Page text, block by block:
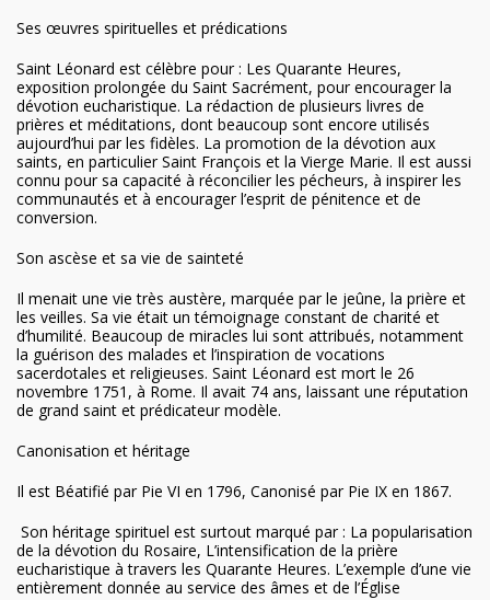
Ses œuvres spirituelles et prédications
Saint Léonard est célèbre pour : Les Quarante Heures,
exposition prolongée du Saint Sacrément, pour encourager la
dévotion eucharistique. La rédaction de plusieurs livres de
prières et méditations, dont beaucoup sont encore utilisés
aujourd’hui par les fidèles. La promotion de la dévotion aux
saints, en particulier Saint François et la Vierge Marie. Il est aussi
connu pour sa capacité à réconcilier les pécheurs, à inspirer les
communautés et à encourager l’esprit de pénitence et de
conversion.
Son ascèse et sa vie de sainteté
Il menait une vie très austère, marquée par le jeûne, la prière et
les veilles. Sa vie était un témoignage constant de charité et
d’humilité. Beaucoup de miracles lui sont attribués, notamment
la guérison des malades et l’inspiration de vocations
sacerdotales et religieuses. Saint Léonard est mort le 26
novembre 1751, à Rome. Il avait 74 ans, laissant une réputation
de grand saint et prédicateur modèle.
Canonisation et héritage
Il est Béatifié par Pie VI en 1796, Canonisé par Pie IX en 1867.
Son héritage spirituel est surtout marqué par : La popularisation
de la dévotion du Rosaire, L’intensification de la prière
eucharistique à travers les Quarante Heures. L’exemple d’une vie
entièrement donnée au service des âmes et de l’Église